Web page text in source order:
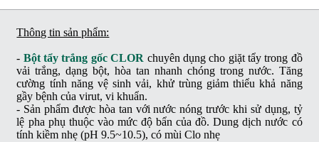
Thông tin sản phẩm:
- Bột tẩy trắng gốc CLOR chuyên dụng cho giặt tẩy trong đồ
vải trắng, dạng bột, hòa tan nhanh chóng trong nước. Tăng
cường tính năng vệ sinh vải, khử trùng giảm thiểu khả năng
gầy bệnh của virut, vi khuẩn.
- Sản phẩm được hòa tan với nước nóng trước khi sử dụng, tỷ
lệ pha phụ thuộc vào mức độ bẩn của đồ. Dung dịch nước có
tính kiềm nhẹ (pH 9.5~10.5), có mùi Clo nhẹ